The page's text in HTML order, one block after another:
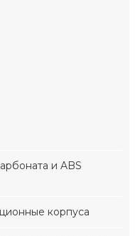
и ABS
корпуса